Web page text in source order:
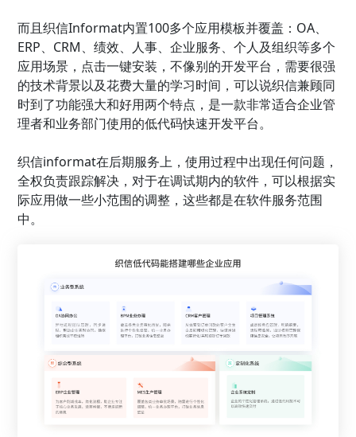
而且织信Informat内置100多个应用模板并覆盖：OA、
ERP、CRM、绩效、人事、企业服务、个人及组织等多个
应用场景，点击一键安装，不像别的开发平台，需要很强
的技术背景以及花费大量的学习时间，可以说织信兼顾同
时到了功能强大和好用两个特点，是一款非常适合企业管
理者和业务部门使用的低代码快速开发平台。
织信informat在后期服务上，使用过程中出现任何问题，
全权负责跟踪解决，对于在调试期内的软件，可以根据实
际应用做一些小范围的调整，这些都是在软件服务范围
中。